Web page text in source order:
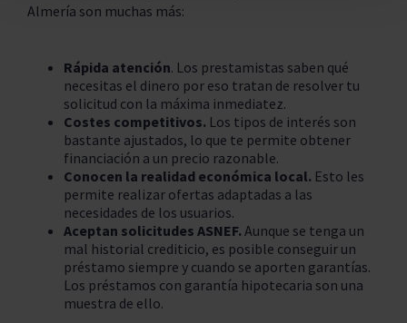
Almería son muchas más:
Rápida atención. Los prestamistas saben qué
necesitas el dinero por eso tratan de resolver tu
solicitud con la máxima inmediatez.
Costes competitivos. Los tipos de interés son
bastante ajustados, lo que te permite obtener
financiación a un precio razonable.
Conocen la realidad económica local. Esto les
permite realizar ofertas adaptadas a las
necesidades de los usuarios.
Aceptan solicitudes ASNEF. Aunque se tenga un
mal historial crediticio, es posible conseguir un
préstamo siempre y cuando se aporten garantías.
Los préstamos con garantía hipotecaria son una
muestra de ello.